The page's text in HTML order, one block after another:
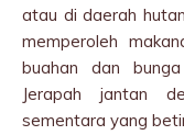
atau di daerah
memperoleh
buahan dan
Jerapah jantan
sementara yang